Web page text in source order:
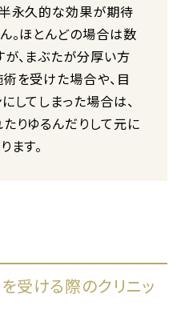
永久的な効果が期待
。ほとんどの場合は数
、まぶたが分厚い方
を受けた場合や、目
してしまった場合は、
りゆるんだりして元に
ます。
受ける際のクリニッ